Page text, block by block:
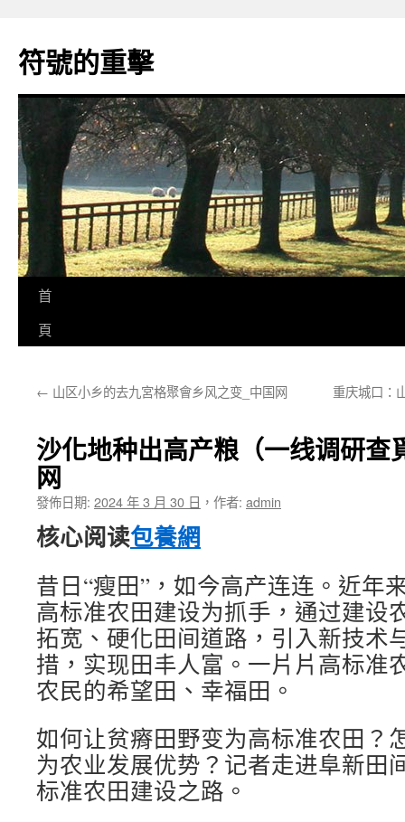
主
要
符號的重擊
首
頁
← 山区小乡的去九宮格聚會乡风之变_中国网 重庆城口：
沙化地种出高产粮（一线调研查
网
發佈日期: 2024 年 3 月 30 日 ， 作者: admin
核心阅读包養網
昔日“瘦田”，如今高产连连。近年
高标准农田建设为抓手，通过建设
拓宽、硬化田间道路，引入新技术
措，实现田丰人富。一片片高标准
农民的希望田、幸福田。
如何让贫瘠田野变为高标准农田？
为农业发展优势？记者走进阜新田
标准农田建设之路。